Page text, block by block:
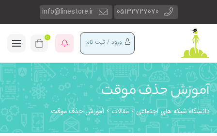
05132727070
info@linestore.ir
ورود / ثبت نام 0
آموزش حذف موقت
دانشگاه شبکه های اجتماعی مقالات آموزش حذف موقت